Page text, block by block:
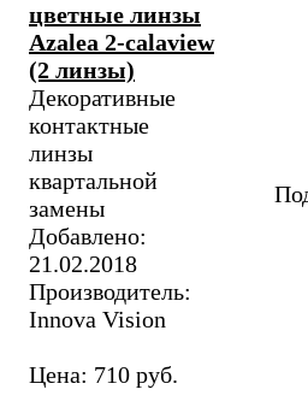
цветные линзы
Azalea 2-calaview
(2 линзы)
Декоративные
контактные
линзы
квартальной
замены
Добавлено:
21.02.2018
Производитель:
Innova Vision
Цена: 710 руб.